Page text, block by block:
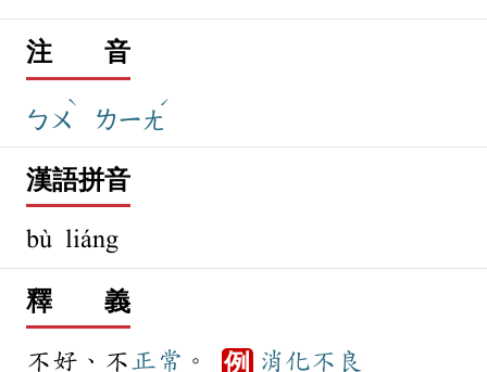
注 音
ㄅㄨ
ˋ
ㄌㄧㄤ
ˊ
漢語拼音
bù liáng
釋 義
不好、不正常 。 例 消化不良